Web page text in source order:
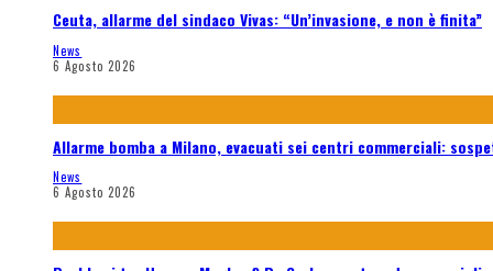
Ceuta, allarme del sindaco Vivas: “Un’invasione, e non è finita”
News
6 Agosto 2026
Allarme bomba a Milano, evacuati sei centri commerciali:
News
6 Agosto 2026